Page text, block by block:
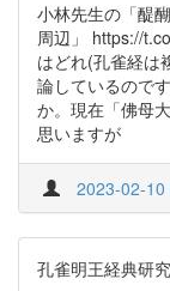
小林先生の「醍
周辺」 https://
はどれ(孔雀経は
論しているので
か。現在「佛母
思いますが
2023-02-10
孔雀明王経典研